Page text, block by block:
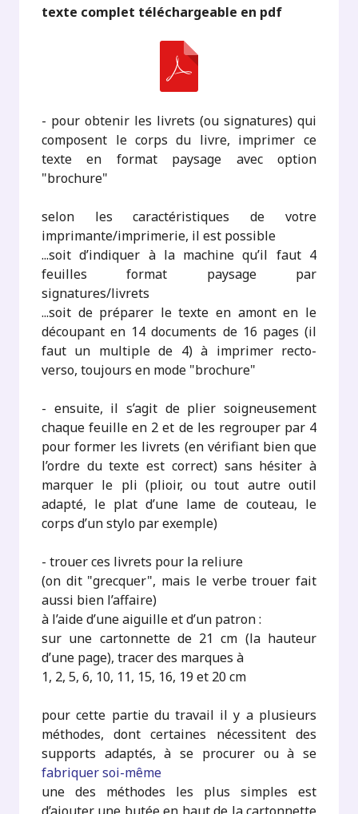
texte complet téléchargeable en pdf
- pour obtenir les livrets (ou signatures) qui
composent le corps du livre, imprimer ce
texte en format paysage avec option
"brochure"
selon les caractéristiques de votre
imprimante/imprimerie, il est possible
...soit d’indiquer à la machine qu’il faut 4
feuilles format paysage par
signatures/livrets
...soit de préparer le texte en amont en le
découpant en 14 documents de 16 pages (il
faut un multiple de 4) à imprimer recto-
verso, toujours en mode "brochure"
- ensuite, il s’agit de plier soigneusement
chaque feuille en 2 et de les regrouper par 4
pour former les livrets (en vérifiant bien que
l’ordre du texte est correct) sans hésiter à
marquer le pli (plioir, ou tout autre outil
adapté, le plat d’une lame de couteau, le
corps d’un stylo par exemple)
- trouer ces livrets pour la reliure
(on dit "grecquer", mais le verbe trouer fait
aussi bien l’affaire)
à l’aide d’une aiguille et d’un patron :
sur une cartonnette de 21 cm (la hauteur
d’une page), tracer des marques à
1, 2, 5, 6, 10, 11, 15, 16, 19 et 20 cm
pour cette partie du travail il y a plusieurs
méthodes, dont certaines nécessitent des
supports adaptés, à se procurer ou à se
fabriquer soi-même
une des méthodes les plus simples est